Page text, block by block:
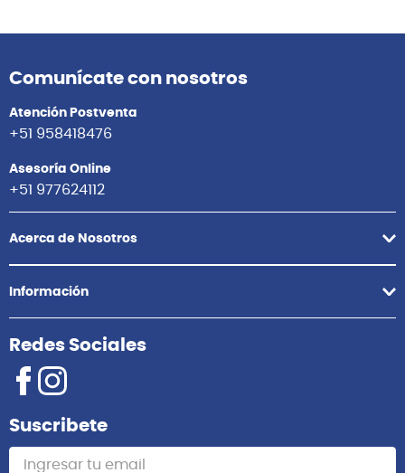
Comunícate con nosotros
Atención Postventa
+51 958418476
Asesoría Online
+51 977624112
Acerca de Nosotros
Información
Redes Sociales